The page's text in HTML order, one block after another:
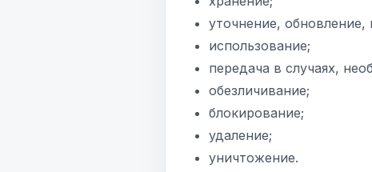
уточнение, обновление,
использование;
передача в случаях,
обезличивание;
блокирование;
удаление;
уничтожение.